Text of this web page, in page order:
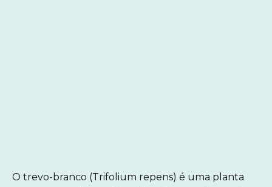
O trevo-branco (Trifolium repens) é uma planta